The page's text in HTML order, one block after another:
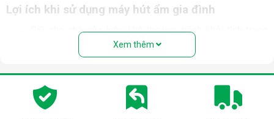
Lợi ích khi sử dụng máy hút ẩm gia đình
Giữ cho nhà cửa luôn khô thoáng, tránh khỏi tình trạng
trơn trượt trong những ngày nồm ẩm.
Ngăn chặn tình trạng nấm mốc, hạn chế sự phát triển
khỏe, ngăn ngừa các bệnh về đường hô hấp, viêm mũi,
dị ứng thường gặp.
Bảo quản các thiết bị điện, đồ dùng trong nhà tránh tiếp
Xem thêm